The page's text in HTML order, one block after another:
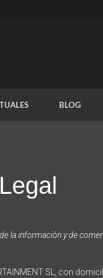
BLOG
la información y de
SL, con